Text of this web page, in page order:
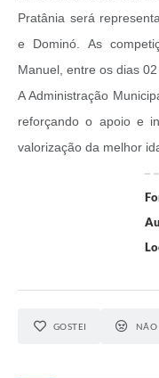
Pratânia será
e Dominó. As
Manuel, entre os dias
A Administração
reforçando o apoio e
valorização da melhor
GOSTEI NÃO